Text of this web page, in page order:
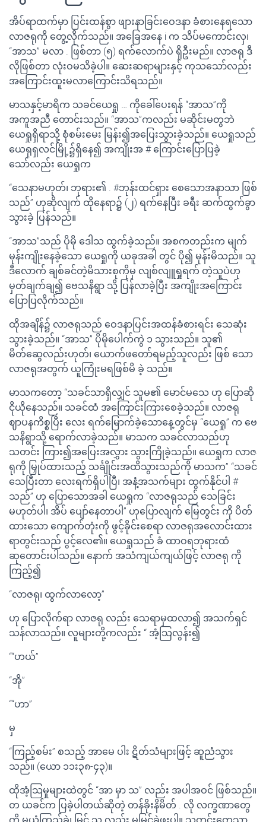
အိပ်ရာထက်မှာ ပြင်းထန်စွာ ဖျားနာခြင်းဝေဒနာ ခံစားနေရသော
လာဇရုကို တွေ့လိုက်သည်။ အခြေအနေ i က သိပ်မကောင်းလှ၊
“အာသ” မလာ . ဖြစ်တာ (၅) ရက်လောက်ပဲ ရှိဦးမည်။ လာဇရု ဒီ
လိုဖြစ်တာ လုံးဝမသိခဲ့ပါ။ ဆေးဆရာများနှင့် ကုသသော်လည်း
အကြောင်းထူးမလာကြောင်းသိရသည်။
မာသနှင့်မာရိက သခင်ယေရှု … ကိုခေါ်ပေးရန် “အာသ”ကို
အကူအညီ တောင်းသည်။ “အာသ”ကလည်း မဆိုင်းမတွဘဲ
ယေရှုရှိရာသို့ စုံစမ်းမေး မြန်း၍အပြေးသွားခဲ့သည်။ ယေရှုသည်
ယေရုရှလင်မြို့၌ရှိနေ၍ အကျိုးအ # ကြောင်းပြောပြခဲ့
သော်လည်း ယေရှုက
“သေနာမဟုတ်၊ ဘုရား၏ . #ဘုန်းထင်ရှား စေသောအနာသာ ဖြစ်
သည်” ဟုဆိုလျက် ထိုနေရာ၌ (၂) ရက်နေပြီး ခရီး ဆက်ထွက်ခွာ
သွားခဲ့ ပြန်သည်။
“အာသ”သည် ပိုမို ဒေါသ ထွက်ခဲ့သည်။ အစကတည်းက မျက်
မုန်းကျိုးနေခဲ့သော ယေရှုကို ယခုအခါ တွင် ပို၍ မုန်းမိသည်။ သူ
ဒီလောက် ချစ်ခင်တဲ့မိသားစုကိုမှ လျစ်လျူရှုရက် တဲ့သူပဲဟု
မှတ်ချက်ချ၍ ဗေသနိရွာ သို့ ပြန်လာခဲ့ပြီး အကျိုးအကြောင်း
ပြောပြလိုက်သည်။
ထိုအချိန်၌ လာဇရုသည် ဝေဒနာပြင်းအထန်ခံစားရင်း သေဆုံး
သွားခဲ့သည်။ “အာသ” ပိုမိုပေါက်ကွဲ ၁ သွားသည်။ သူ၏
မိတ်ဆွေလည်းဟုတ်၊ ယောက်ဖတော်ရမည့်သူလည်း ဖြစ် သော
လာဇရုအတွက် ယူကြုံးမရဖြစ်မိ ခဲ့ သည်။
မာသကတော့ “သခင်သာရှိလျှင် သူမ၏ မောင်မသေ ဟု ပြောဆို
ငိုယိုနေသည်။ သခင်ထံ အကြောင်းကြားစေခဲ့သည်။ လာဇရု
ဈာပနကိစ္စပြီး လေး ရက်မြောက်ခဲ့သောနေ့တွင်မှ “ယေရှု” က ဗေ
သနိရွာသို့ ရောက်လာခဲ့သည်။ မာသက သခင်လာသည်ဟု
သတင်း ကြား၍အပြေးအလွှား သွားကြိုခဲ့သည်။ ယေရှုက လာဇ
ရုကို မြှုပ်ထားသည့် သင်္ချိုင်းအထိသွားသည်ကို မာသက” “သခင်
သေပြီးတာ လေးရက်ရှိပါပြီ၊ အနံ့အသက်များ ထွက်နိုင်ပါ #
သည်” ဟု ပြောသောအခါ ယေရှုက “လာဇရုသည် သေခြင်း
မဟုတ်ပါ၊ အိပ် ပျော်နေတာပါ” ဟုပြောလျက် မြေတွင်း ကို ပိတ်
ထားသော ကျောက်တုံးကို ဖွင့်ခိုင်းစေရာ လာဇရုအလောင်းထား
ရာတွင်းသည် ပွင့်လေ၏။ ယေရှုသည် ခံ ထာဝရဘုရားထံ
ဆုတောင်းပါသည်။ နောက် အသံကျယ်ကျယ်ဖြင့် လာဇရု ကို
ကြည့်၍
“လာဇရု၊ ထွက်လာလော့”
ဟု ပြောလိုက်ရာ လာဇရု လည်း သေရာမှထလာ၍ အသက်ရှင်
သန်လာသည်။ လူများတို့ကလည်း “ အံ့သြလွန်း၍
““ဟယ်”
“အို”
““ဟာ”
မှ
“ကြည့်စမ်း” စသည့် အာမေ ပါး ဋိတ်သံများဖြင့် ဆူညံသွား
သည်။ (ယော ၁၁း၃၈-၄၃)။
ထိုအံ့သြမှုများထဲတွင် “အာ မှာ သ” လည်း အပါအဝင် ဖြစ်သည်။
တ ယခင်က ပြခဲ့ပါတယ်ဆိုတဲ့ တန်ခိုးနိမိတ် . လို လက္ခဏာတွေ